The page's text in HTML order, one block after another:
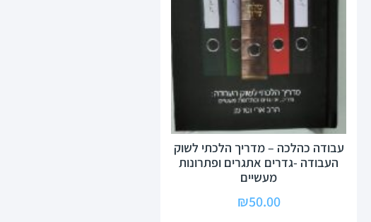
עבודה כהלכה – מדריך הלכתי לשוק
העבודה -גדרים אתגרים ופתרונות
מעשיים
₪50.00